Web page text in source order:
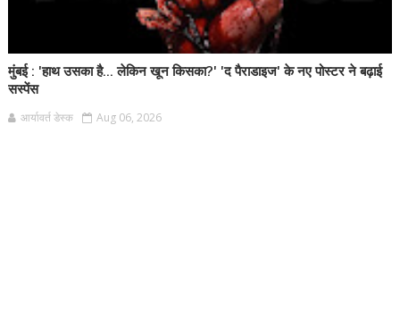
मुंबई : 'हाथ उसका है... लेकिन खून किसका?' 'द पैराडाइज' के नए पोस्टर ने बढ़ाई
सस्पेंस
आर्यावर्त डेस्क Aug 06, 2026